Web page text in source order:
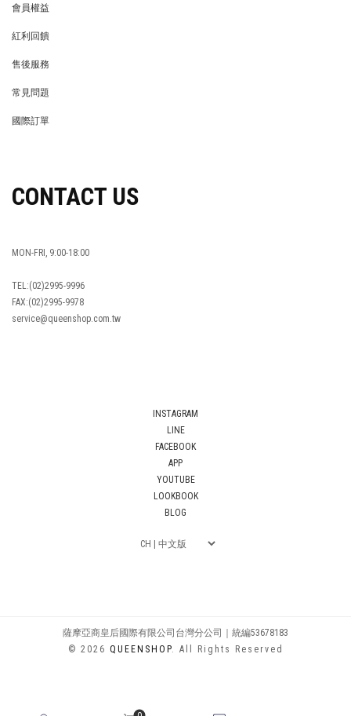
會員權益
紅利回饋
售後服務
常見問題
國際訂單
CONTACT US
MON-FRI, 9:00-18:00
TEL:(02)2995-9996
FAX:(02)2995-9978
service@queenshop.com.tw
INSTAGRAM
LINE
FACEBOOK
APP
YOUTUBE
LOOKBOOK
BLOG
薩摩亞商皇后國際有限公司台灣分公司｜統編53678183
© 2026 QUEENSHOP. All Rights Reserved